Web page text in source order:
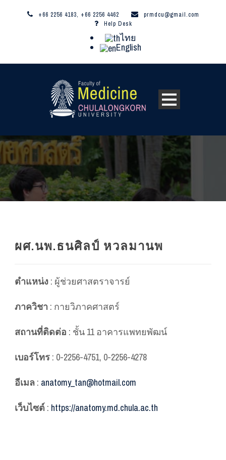
+66 2256 4183, +66 2256 4462
prmdcu@gmail.com
Help Desk
ไทย
English
ผศ.นพ.ธนศิลป์ หวลมานพ
ตำแหน่ง : ผู้ช่วยศาสตราจารย์
ภาควิชา : กายวิภาคศาสตร์
สถานที่ติดต่อ : ชั้น 11 อาคารแพทยพัฒน์
เบอร์โทร : 0-2256-4751, 0-2256-4278
อีเมล : anatomy_tan@hotmail.com
เว็บไซต์ : https://anatomy.md.chula.ac.th